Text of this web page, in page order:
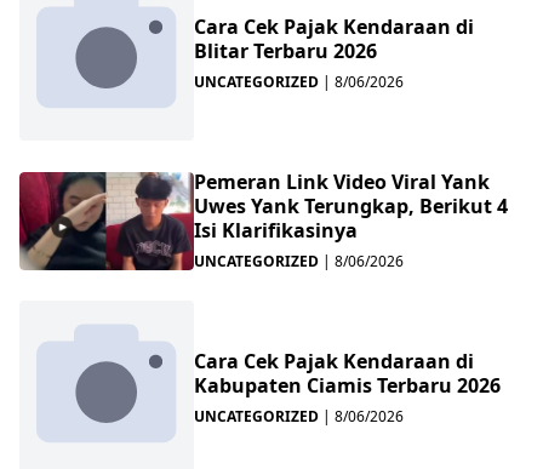
Cara Cek Pajak Kendaraan di
Blitar Terbaru 2026
UNCATEGORIZED | 8/06/2026
Pemeran Link Video Viral Yank
Uwes Yank Terungkap, Berikut 4
Isi Klarifikasinya
UNCATEGORIZED | 8/06/2026
Cara Cek Pajak Kendaraan di
Kabupaten Ciamis Terbaru 2026
UNCATEGORIZED | 8/06/2026